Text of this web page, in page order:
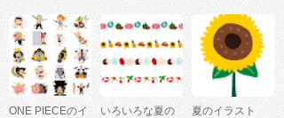
ONE PIECEのイ
いろいろな夏の
夏のイラスト